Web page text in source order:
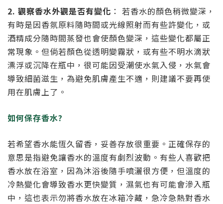
2. 觀察香水外觀是否有變化 ： 若香水的顏色稍微變深，
有時是因香氛原料隨時間或光線照射而有些許變化，或
酒精成分隨時間蒸發也會使顏色變深，這些變化都屬正
常現象。但倘若顏色從透明變霧狀，或有些不明水滴狀
漂浮或沉降在瓶中，很可能因受潮使水氣入侵，水氣會
導致細菌滋生，為避免肌膚產生不適，則建議不要再使
用在肌膚上了。
如何保存香水?
若希望香水能恆久留香，妥善存放很重要。正確保存的
意思是指避免讓香水的溫度有劇烈波動。有些人喜歡把
香水放在浴室，因為沐浴後隨手噴灑很方便，但溫度的
冷熱變化會導致香水更快變質，濕氣也有可能會滲入瓶
中，這也表示勿將香水放在冰箱冷藏，急冷急熱對香水